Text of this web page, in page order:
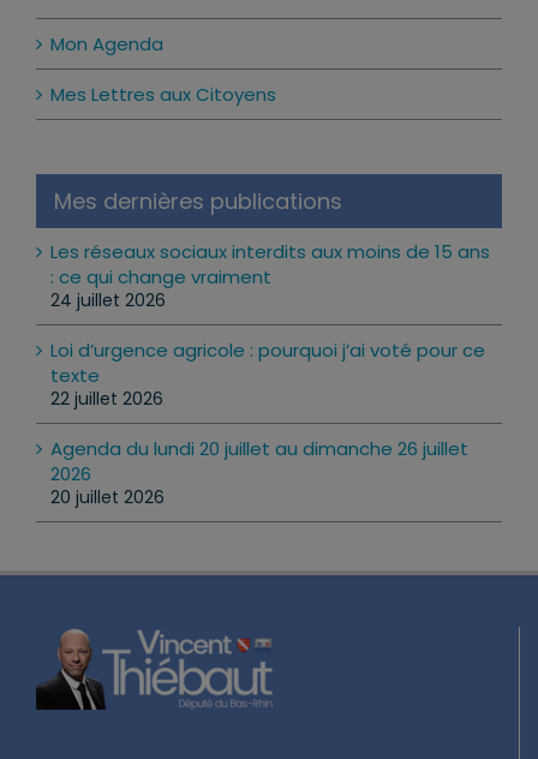
Mon Agenda
Mes Lettres aux Citoyens
Mes dernières publications
Les réseaux sociaux interdits aux moins de 15 ans
: ce qui change vraiment
24 juillet 2026
Loi d’urgence agricole : pourquoi j’ai voté pour ce
texte
22 juillet 2026
Agenda du lundi 20 juillet au dimanche 26 juillet
2026
20 juillet 2026